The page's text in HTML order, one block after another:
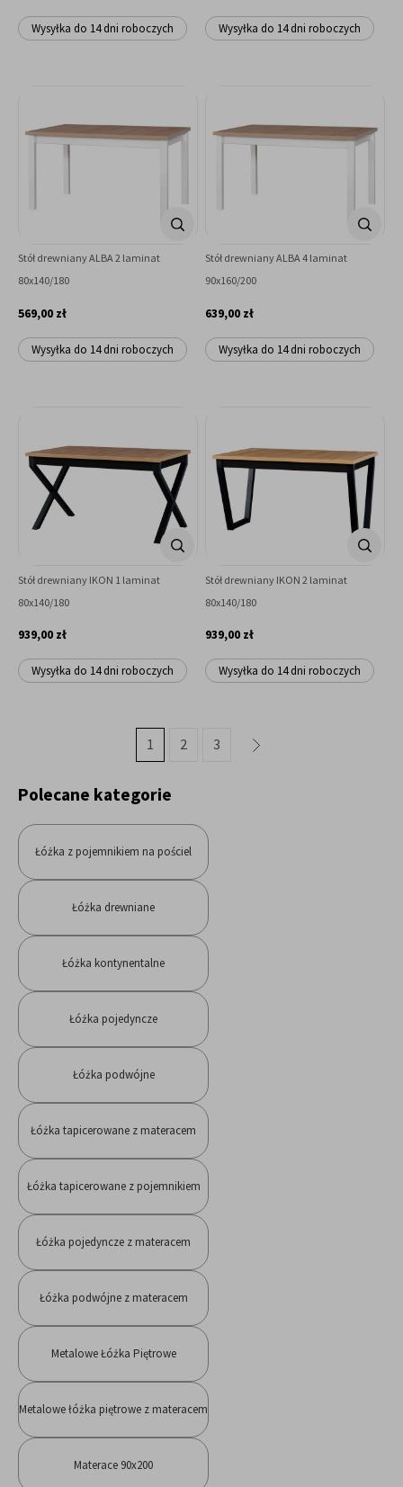
Wysyłka do 14 dni roboczych Wysyłka do 14 dni roboczych
Stół drewniany ALBA 2 laminat
80x140/180
569,00 zł
Wysyłka do 14 dni roboczych
Stół drewniany ALBA 4 laminat
90x160/200
639,00 zł
Wysyłka do 14 dni roboczych
Stół drewniany IKON 1 laminat
80x140/180
939,00 zł
Wysyłka do 14 dni roboczych
Stół drewniany IKON 2 laminat
80x140/180
939,00 zł
Wysyłka do 14 dni roboczych
1 2 3 »
Polecane kategorie
Łóżka z pojemnikiem na pościel
Łóżka drewniane
Łóżka kontynentalne
Łóżka pojedyncze
Łóżka podwójne
Łóżka tapicerowane z materacem
Łóżka tapicerowane z pojemnikiem
Łóżka pojedyncze z materacem
Łóżka podwójne z materacem
Metalowe Łóżka Piętrowe
Metalowe łóżka piętrowe z materacem
Materace 90x200